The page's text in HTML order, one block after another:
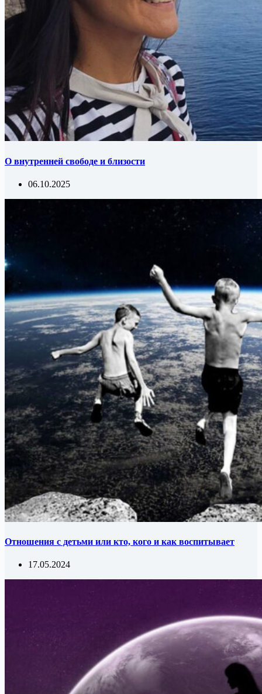
О внутренней свободе и близости
06.10.2025
Отношения с детьми или кто, кого и как воспитывает
17.05.2024